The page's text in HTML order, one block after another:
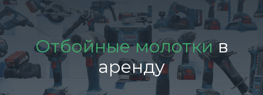
Отбойные молоткив
аренду